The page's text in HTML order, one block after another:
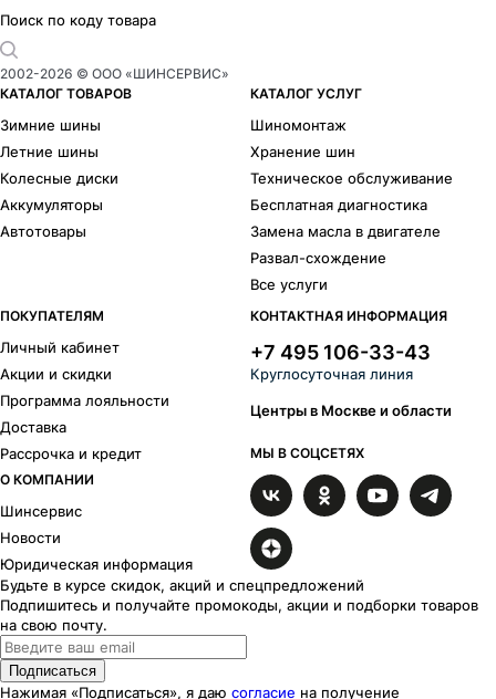
Поиск по коду товара
2002-2026 © ООО «ШИНСЕРВИС»
КАТАЛОГ ТОВАРОВ
Зимние шины
Летние шины
Колесные диски
Аккумуляторы
Автотовары
КАТАЛОГ УСЛУГ
Шиномонтаж
Хранение шин
Техническое обслуживание
Бесплатная диагностика
Замена масла в двигателе
Развал-схождение
Все услуги
ПОКУПАТЕЛЯМ
Личный кабинет
Акции и скидки
Программа лояльности
Доставка
Рассрочка и кредит
О КОМПАНИИ
Шинсервис
Новости
Юридическая информация
КОНТАКТНАЯ ИНФОРМАЦИЯ
+7 495 106-33-43
Круглосуточная линия
Центры в Москве и области
МЫ В СОЦСЕТЯХ
Будьте в курсе скидок, акций и спецпредложений
Подпишитесь и получайте промокоды, акции и подборки товаров
на свою почту.
Подписаться
Нажимая «Подписаться», я даю согласие на получение